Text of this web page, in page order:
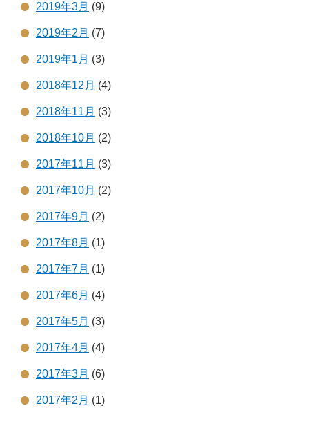
2019年3月 (9)
2019年2月 (7)
2019年1月 (3)
2018年12月 (4)
2018年11月 (3)
2018年10月 (2)
2017年11月 (3)
2017年10月 (2)
2017年9月 (2)
2017年8月 (1)
2017年7月 (1)
2017年6月 (4)
2017年5月 (3)
2017年4月 (4)
2017年3月 (6)
2017年2月 (1)